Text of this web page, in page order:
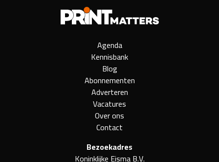
Agenda
Kennisbank
Blog
Abonnementen
Adverteren
Vacatures
Over ons
Contact
Bezoekadres
Koninklijke Eisma B.V.